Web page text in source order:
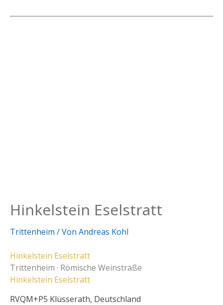
Hinkelstein Eselstratt
Trittenheim / Von Andreas Kohl
Hinkelstein Eselstratt
Trittenheim · Römische Weinstraße
Hinkelstein Eselstratt
RVQM+P5 Klüsserath, Deutschland